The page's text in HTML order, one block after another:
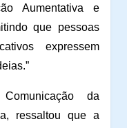
Aumentativa e
que pessoas
expressem
da
ressaltou que a